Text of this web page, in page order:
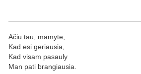
Ačiū tau, mamyte,
Kad esi geriausia,
Kad visam pasauly
Man pati brangiausia.